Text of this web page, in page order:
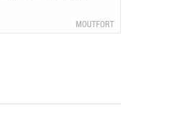
MOUTFORT